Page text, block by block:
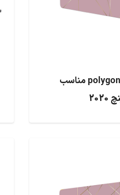
برچسب تزئینی طرحpolygon13 مناسب